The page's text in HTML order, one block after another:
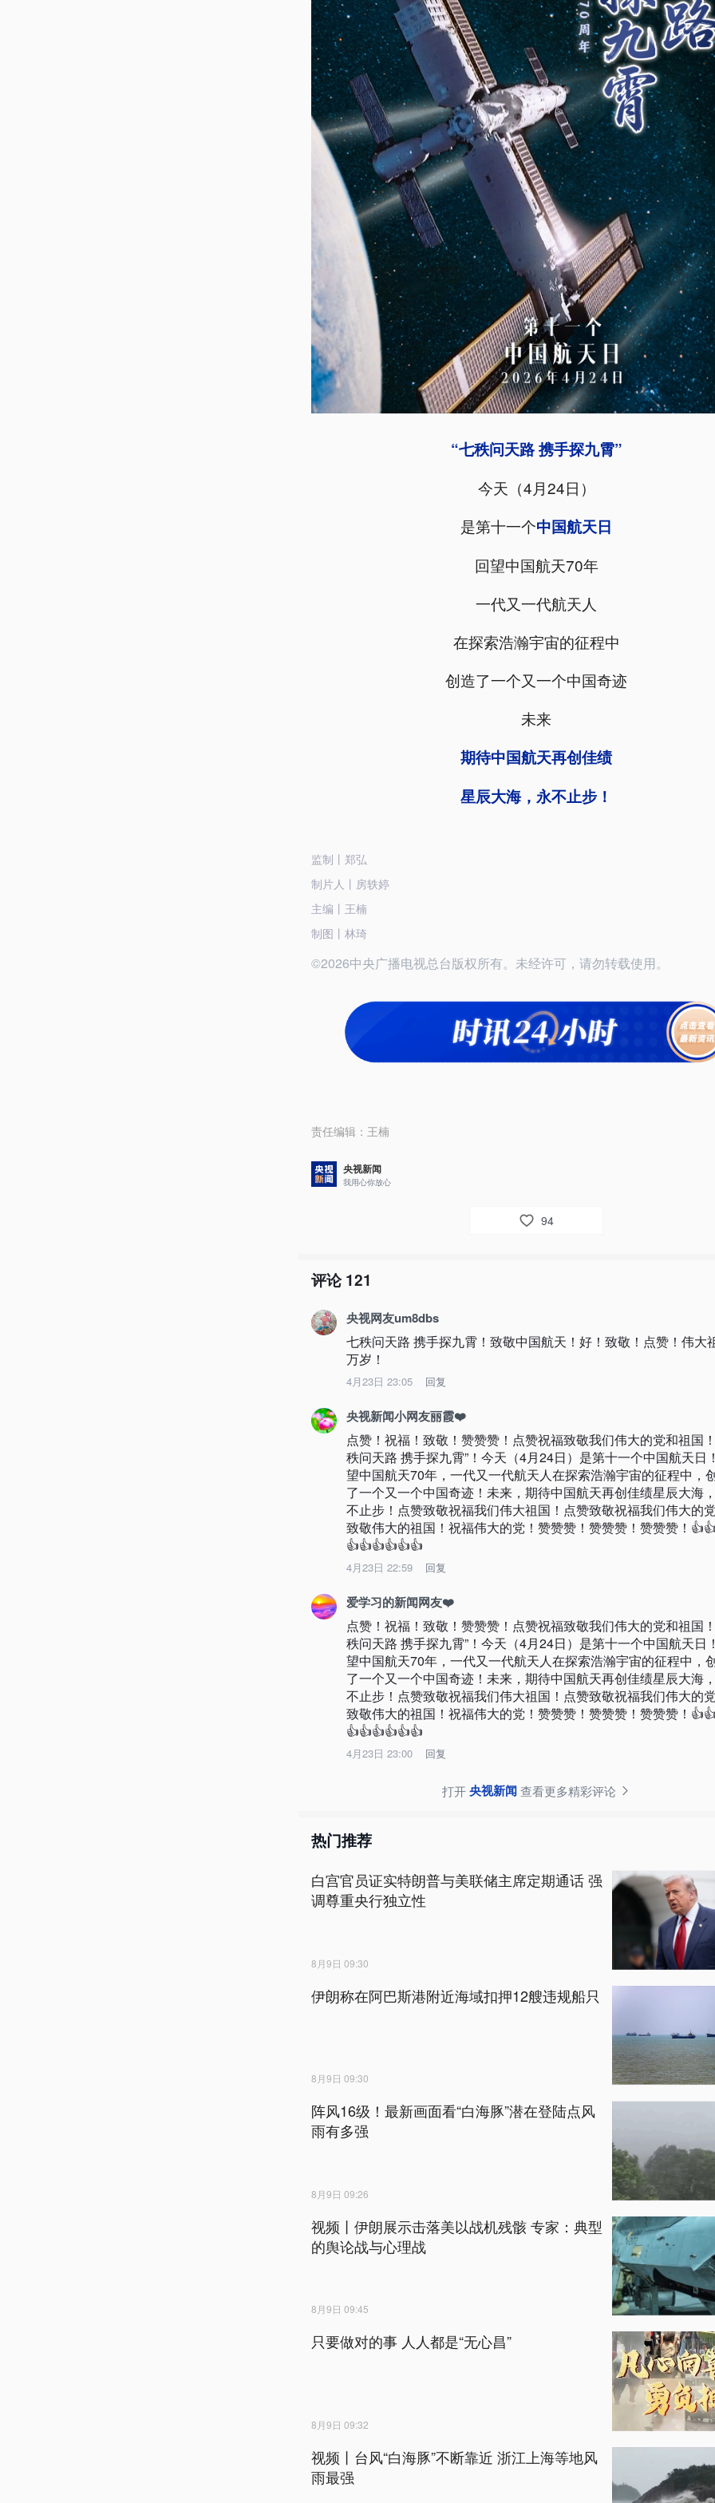
“七秩问天路 携手探九霄”
今天（4月24日）
是第十一个中国航天日
回望中国航天70年
一代又一代航天人
在探索浩瀚宇宙的征程中
创造了一个又一个中国奇迹
未来
期待中国航天再创佳绩
星辰大海，永不止步！
监制丨郑弘
制片人丨房轶婷
主编丨王楠
制图丨林琦
©2026中央广播电视总台版权所有。未经许可，请勿转载使用。
责任编辑： 王楠
央视新闻
我用心你放心
94
评论121
央视网友um8dbs
七秩问天路 携手探九霄！致敬中国航天！好！致敬！点赞！伟大
万岁！
4月23日 23:05 回复
央视新闻小网友丽霞❤️
点赞！祝福！致敬！赞赞赞！点赞祝福致敬我们伟大的党和祖国
秩问天路 携手探九霄”！今天（4月24日）是第十一个中国航天日
望中国航天70年，一代又一代航天人在探索浩瀚宇宙的征程中，
了一个又一个中国奇迹！未来，期待中国航天再创佳绩星辰大海
不止步！点赞致敬祝福我们伟大祖国！点赞致敬祝福我们伟大的党
致敬伟大的祖国！祝福伟大的党！赞赞赞！赞赞赞！赞赞赞！
👍👍👍👍👍👍
4月23日 22:59 回复
爱学习的新闻网友❤️
点赞！祝福！致敬！赞赞赞！点赞祝福致敬我们伟大的党和祖国
秩问天路 携手探九霄”！今天（4月24日）是第十一个中国航天日
望中国航天70年，一代又一代航天人在探索浩瀚宇宙的征程中，
了一个又一个中国奇迹！未来，期待中国航天再创佳绩星辰大海
不止步！点赞致敬祝福我们伟大祖国！点赞致敬祝福我们伟大的党
致敬伟大的祖国！祝福伟大的党！赞赞赞！赞赞赞！赞赞赞！
👍👍👍👍👍👍
4月23日 23:00 回复
打开央视新闻查看更多精彩评论
热门推荐
白宫官员证实特朗普与美联储主席定期通话 强
调尊重央行独立性
8月9日 09:30
伊朗称在阿巴斯港附近海域扣押12艘违规船只
8月9日 09:30
阵风16级！最新画面看“白海豚”潜在登陆点风
雨有多强
8月9日 09:26
视频丨伊朗展示击落美以战机残骸 专家：典型
的舆论战与心理战
8月9日 09:45
只要做对的事 人人都是“无心昌”
8月9日 09:32
视频丨台风“白海豚”不断靠近 浙江上海等地风
雨最强